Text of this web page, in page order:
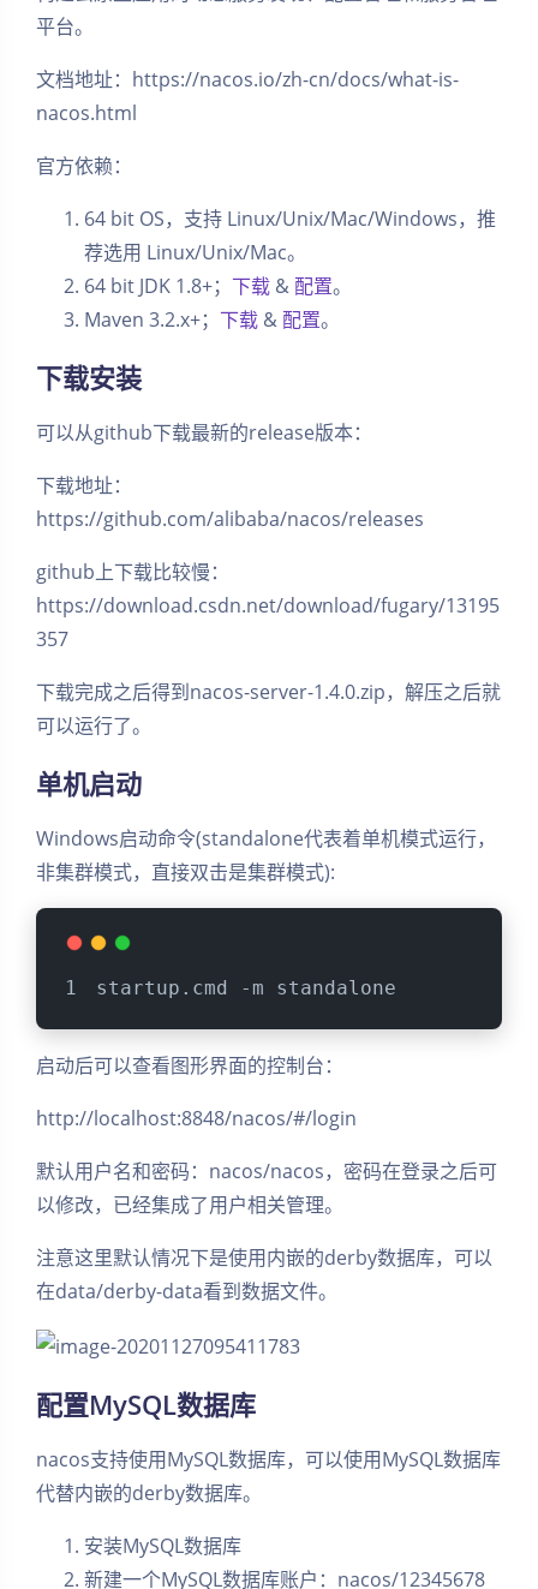
平台。
文档地址：https://nacos.io/zh-cn/docs/what-is-
nacos.html
官方依赖：
64 bit OS，支持 Linux/Unix/Mac/Windows，推
荐选用 Linux/Unix/Mac。
64 bit JDK 1.8+； 下载 & 配置。
Maven 3.2.x+； 下载 & 配置。
下载安装
可以从github下载最新的release版本：
下载地址：
https://github.com/alibaba/nacos/releases
github上下载比较慢：
https://download.csdn.net/download/fugary/13195
357
下载完成之后得到nacos-server-1.4.0.zip，解压之后就
可以运行了。
单机启动
Windows启动命令(standalone代表着单机模式运行，
非集群模式，直接双击是集群模式):
startup.cmd -m standalone
启动后可以查看图形界面的控制台：
http://localhost:8848/nacos/#/login
默认用户名和密码：nacos/nacos，密码在登录之后可
以修改，已经集成了用户相关管理。
注意这里默认情况下是使用内嵌的derby数据库，可以
在data/derby-data看到数据文件。
配置MySQL数据库
nacos支持使用MySQL数据库，可以使用MySQL数据库
代替内嵌的derby数据库。
安装MySQL数据库
新建一个MySQL数据库账户：nacos/12345678